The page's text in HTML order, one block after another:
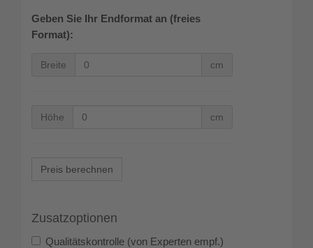
Geben Sie Ihr Endformat an (freies
Format):
Breite
Breite cm
Höhe
Höhe cm
Zusatzoptionen
Qualitätskontrolle (von Experten empf.)